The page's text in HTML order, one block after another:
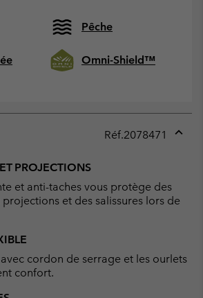
Pêche
Omni-Shield™
Réf.2078471
PROJECTIONS
et anti-taches vous protège des
et des salissures lors de
cordon de serrage et les ourlets
confort.